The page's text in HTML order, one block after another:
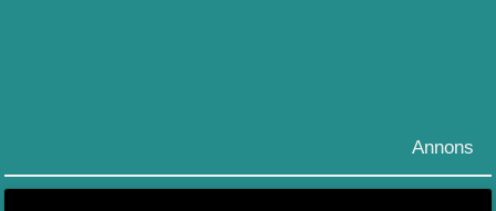
Annons